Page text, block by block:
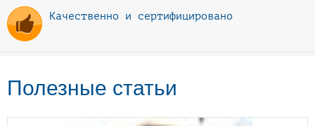
Качественно и сертифицировано
Полезные статьи